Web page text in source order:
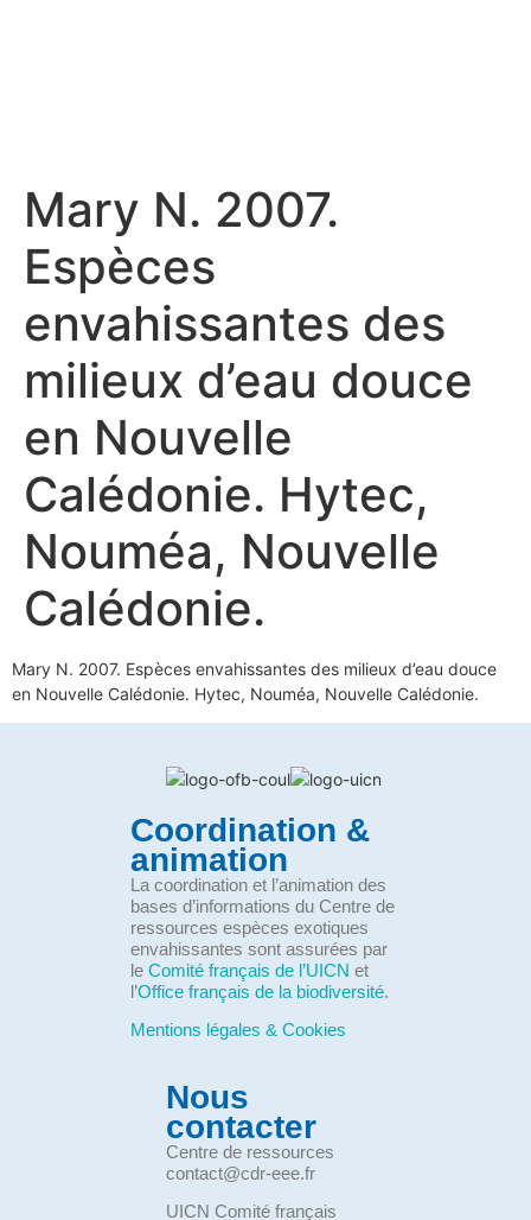
Mary N. 2007.
Espèces
envahissantes des
milieux d’eau douce
en Nouvelle
Calédonie. Hytec,
Nouméa, Nouvelle
Calédonie.
Mary N. 2007. Espèces envahissantes des milieux d’eau douce
en Nouvelle Calédonie. Hytec, Nouméa, Nouvelle Calédonie.
Coordination &
animation
La coordination et l’animation des
bases d’informations du Centre de
ressources espèces exotiques
envahissantes sont assurées par
le Comité français de l’UICN et
l’Office français de la biodiversité.
Mentions légales & Cookies
Nous
contacter
Centre de ressources
contact@cdr-eee.fr
UICN Comité français